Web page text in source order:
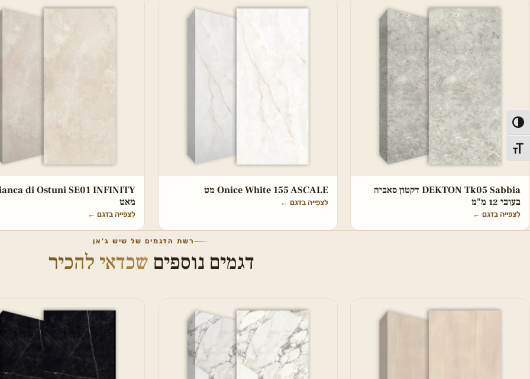
הפעל/כבה ניגודיות גבוהה
מתג גודל גופן
DEKTON Tk05 Sabbia דקטון סאביה
בעובי 12 מ"מ
לצפייה בדגם ←
Onice White 155 ASCALE מט
לצפייה בדגם ←
di Ostuni SE01 INFINITY
מאט
לצפייה בדגם ←
רשת הדגמים של שיש ג'אן
דגמים נוספים שכדאי להכיר